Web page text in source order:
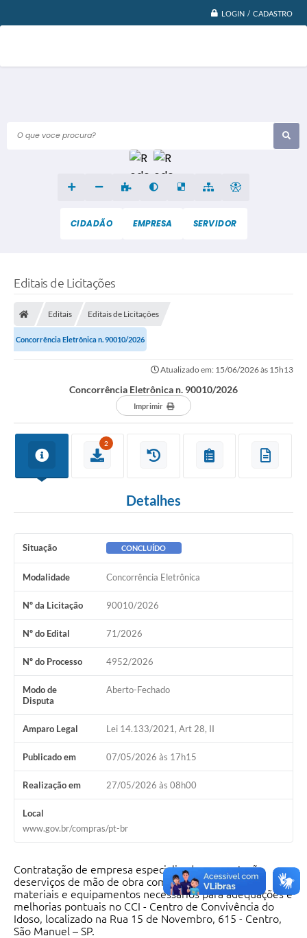
LOGIN / CADASTRO
O que voce procura?
CIDADÃO EMPRESA SERVIDOR
Editais de Licitações
Editais Editais de Licitações
Concorrência Eletrônica n. 90010/2026
Atualizado em: 15/06/2026 às 15h13
Concorrência Eletrônica n. 90010/2026
Imprimir
2
Detalhes
Situação CONCLUÍDO
Modalidade Concorrência Eletrônica
Nº da Licitação 90010/2026
Nº do Edital 71/2026
Nº do Processo 4952/2026
Modo de
Disputa
Aberto-Fechado
Amparo Legal Lei 14.133/2021, Art 28, II
Publicado em 07/05/2026 às 17h15
Realização em 27/05/2026 às 08h00
Local
www.gov.br/compras/pt-br
Contratação de empresa especializada na prestação
deserviços de mão de obra com fornecimento de
materiais e equipamentos necessários para adequações e
melhorias pontuais no CCI - Centro de Convivência do
Idoso, localizado na Rua 15 de Novembro, 615 - Centro,
São Manuel – SP.